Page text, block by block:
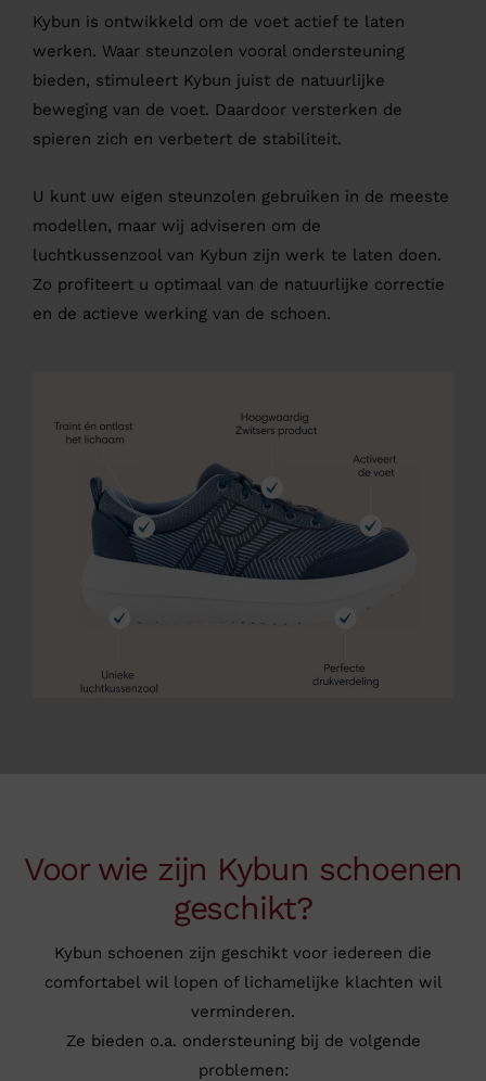
Kybun is ontwikkeld om de voet actief te laten
werken. Waar steunzolen vooral ondersteuning
bieden, stimuleert Kybun juist de natuurlijke
beweging van de voet. Daardoor versterken de
spieren zich en verbetert de stabiliteit.
U kunt uw eigen steunzolen gebruiken in de meeste
modellen, maar wij adviseren om de
luchtkussenzool van Kybun zijn werk te laten doen.
Zo profiteert u optimaal van de natuurlijke correctie
en de actieve werking van de schoen.
Voor wie zijn Kybun schoenen
geschikt?
Kybun schoenen zijn geschikt voor iedereen die
comfortabel wil lopen of lichamelijke klachten wil
verminderen.
Ze bieden o.a. ondersteuning bij de volgende
problemen: